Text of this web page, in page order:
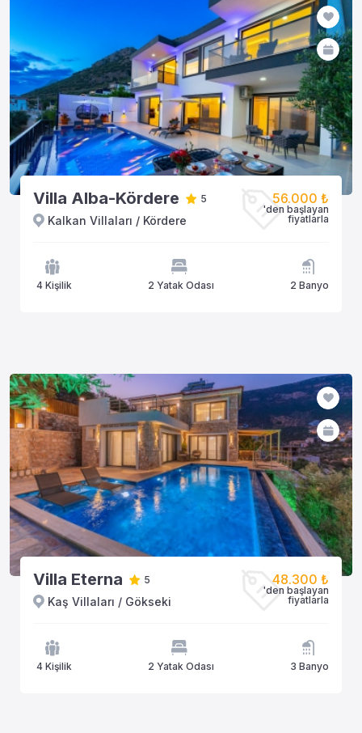
Villa Alba-Kördere 5
Kalkan Villaları / Kördere
56.000 ₺
'den başlayan
fiyatlarla
4 Kişilik 2 Yatak Odası 2 Banyo
Villa Eterna 5
Kaş Villaları / Gökseki
48.300 ₺
'den başlayan
fiyatlarla
4 Kişilik 2 Yatak Odası 3 Banyo